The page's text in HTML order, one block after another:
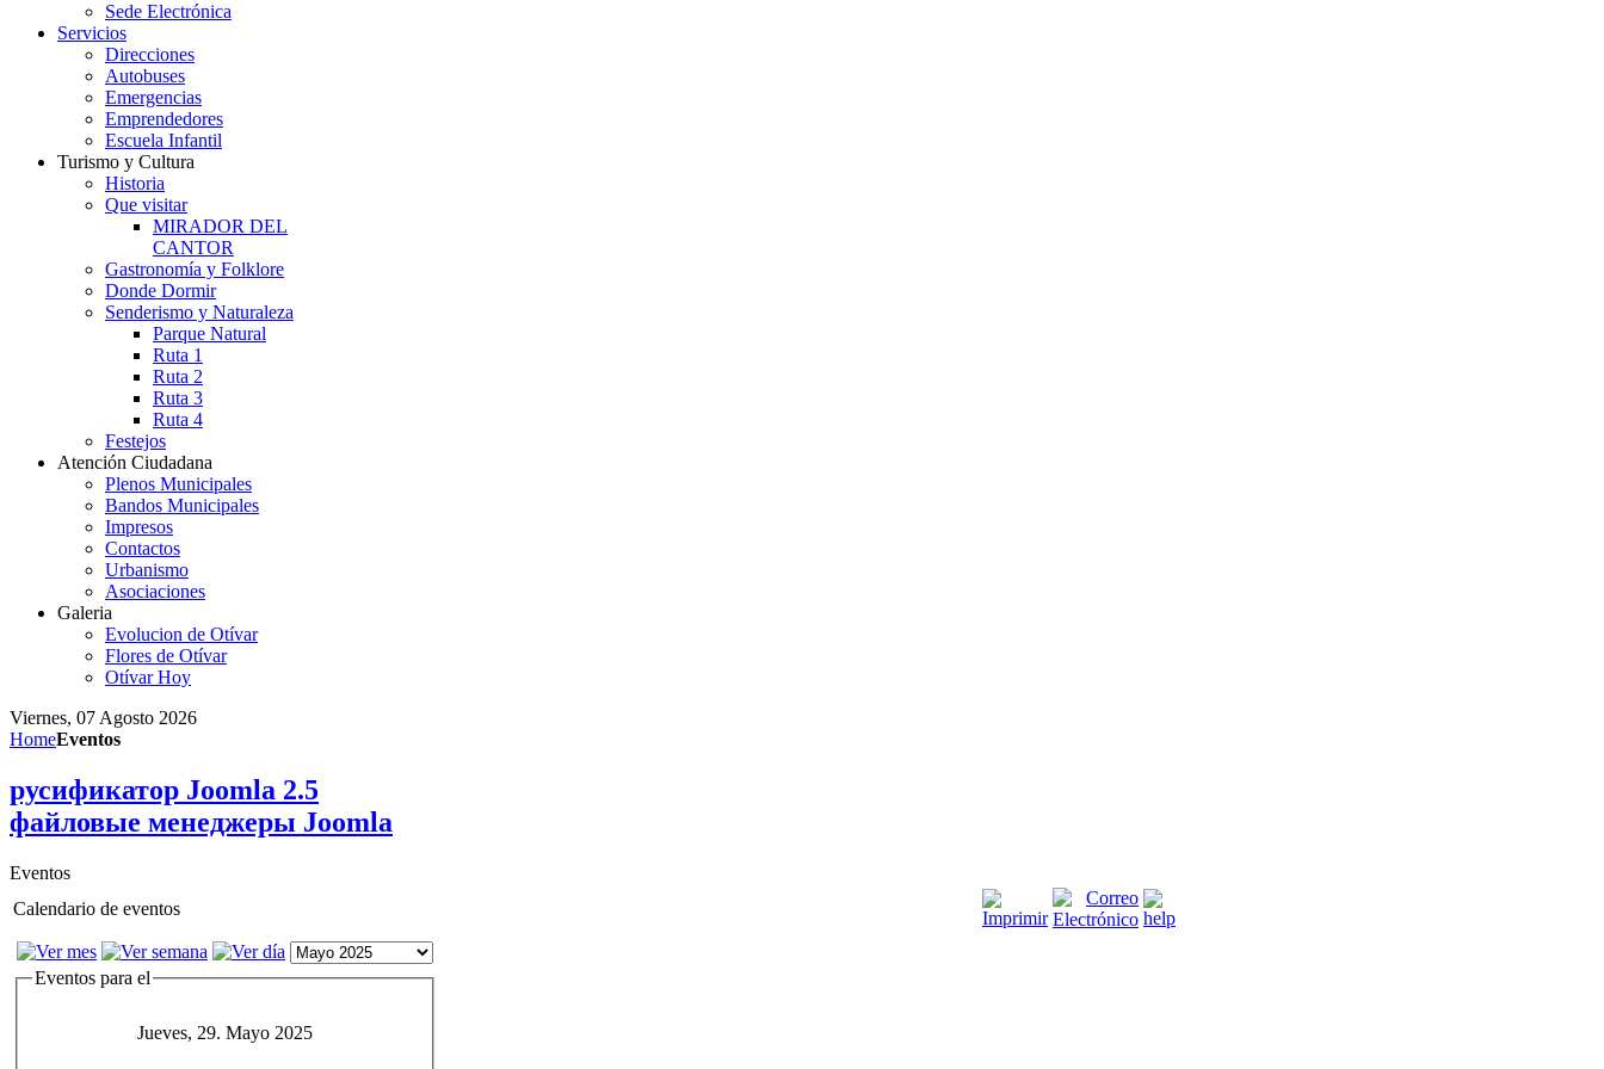
Sede Electrónica
Servicios
Direcciones
Autobuses
Emergencias
Emprendedores
Escuela Infantil
Turismo y Cultura
Historia
Que visitar
MIRADOR DEL
CANTOR
Gastronomía y Folklore
Donde Dormir
Senderismo y Naturaleza
Parque Natural
Ruta 1
Ruta 2
Ruta 3
Ruta 4
Festejos
Atención Ciudadana
Plenos Municipales
Bandos Municipales
Impresos
Contactos
Urbanismo
Asociaciones
Galeria
Evolucion de Otívar
Flores de Otívar
Otívar Hoy
Viernes, 07 Agosto 2026
HomeEventos
русификатор Joomla 2.5
файловые менеджеры Joomla
Eventos
Calendario de eventos
Eventos para el
Jueves, 29. Mayo 2025